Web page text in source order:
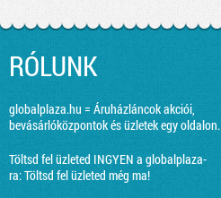
RÓLUNK
globalplaza.hu = Áruházláncok akciói,
bevásárlóközpontok és üzletek egy oldalon.
Töltsd fel üzleted INGYEN a globalplaza-
ra:Töltsd fel üzleted még ma!